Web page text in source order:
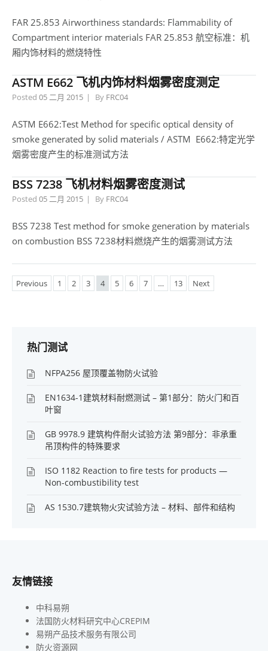
FAR 25.853 Airworthiness standards: Flammability of
Compartment interior materials FAR 25.853 航空标准：机
厢内饰材料的燃烧特性
ASTM E662 飞机内饰材料烟雾密度测定
Posted 05 二月 2015 By FRC04
ASTM E662:Test Method for specific optical density of
smoke generated by solid materials / ASTM E662:特定光学
烟雾密度产生的标准测试方法
BSS 7238 飞机材料烟雾密度测试
Posted 05 二月 2015 By FRC04
BSS 7238 Test method for smoke generation by materials
on combustion BSS 7238材料燃烧产生的烟雾测试方法
Previous 1 2 3 4 5 6 7 … 13 Next
热门测试
NFPA256 屋顶覆盖物防火试验
EN1634-1建筑材料耐燃测试 – 第1部分：防火门和百
叶窗
GB 9978.9 建筑构件耐火试验方法 第9部分：非承重
吊顶构件的特殊要求
ISO 1182 Reaction to fire tests for products —
Non-combustibility test
AS 1530.7建筑物火灾试验方法 – 材料、部件和结构
友情链接
中科易朔
法国防火材料研究中心CREPIM
易朔产品技术服务有限公司
防火资源网